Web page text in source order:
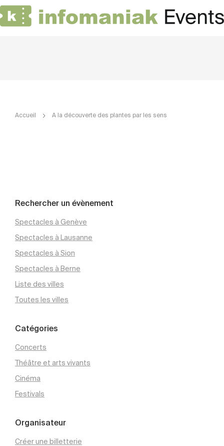
Accueil A la découverte des plantes par les sens
Rechercher un évènement
Spectacles à Genève
Spectacles à Lausanne
Spectacles à Sion
Spectacles à Berne
Liste des villes
Toutes les villes
Catégories
Concerts
Théâtre et arts vivants
Cinéma
Festivals
Organisateur
Créer une billetterie